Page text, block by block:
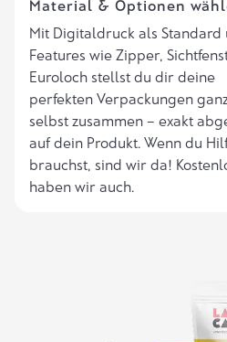
Material & Optionen
Mit Digitaldruck als Standard
Features wie Zipper,
Euroloch stellst du dir deine
perfekten Verpackungen
selbst zusammen – exakt
auf dein Produkt. Wenn du
brauchst, sind wir da!
haben wir auch.